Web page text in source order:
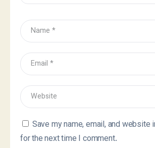
Save my name, email, and website
for the next time I comment.